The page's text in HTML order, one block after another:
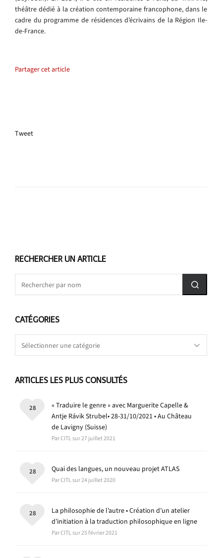
théâtre dédié à la création contemporaine francophone, dans le
cadre du programme de résidences d’écrivains de la Région Ile-
de-France.
Partager cet article
Tweet
RECHERCHER UN ARTICLE
CATÉGORIES
ARTICLES LES PLUS CONSULTÉS
« Traduire le genre » avec Marguerite Capelle &
Antje Rávik Strubel• 28-31/10/2021 • Au Château
de Lavigny (Suisse)
Par CITL sur 27 juillet 2021
28
Quai des langues, un nouveau projet ATLAS
Par CITL sur 24 juillet 2020
28
La philosophie de l’autre • Création d’un atelier
d’initiation à la traduction philosophique en ligne
Par CITL sur 25 février 2021
28